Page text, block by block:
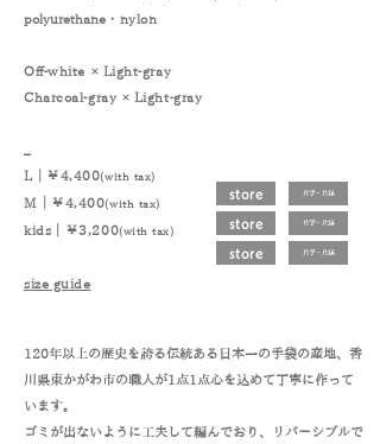
polyurethane ・nylon
Off-white × Light-gray
Charcoal-gray × Light-gray
L｜￥4,400(with tax)
M｜￥4,400(with tax)
kids｜￥3,200(with tax)
size guide
store
store
store
片手・片足
片手・片足
片手・片足
120年以上の歴史を誇る伝統ある日本一の手袋の産地、 香
川県東かがわ市の職人が1点1点心を込めて丁寧に作って
います。
ゴミが出ないように工夫して編んでおり、リバーシブルで